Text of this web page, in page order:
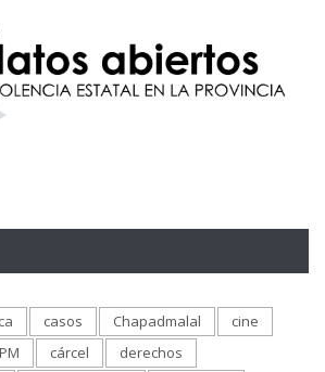
casos Chapadmalal
cine
cárcel
derechos